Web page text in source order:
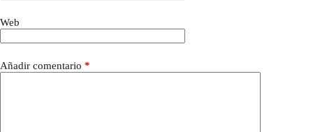
Web
Añadir comentario *